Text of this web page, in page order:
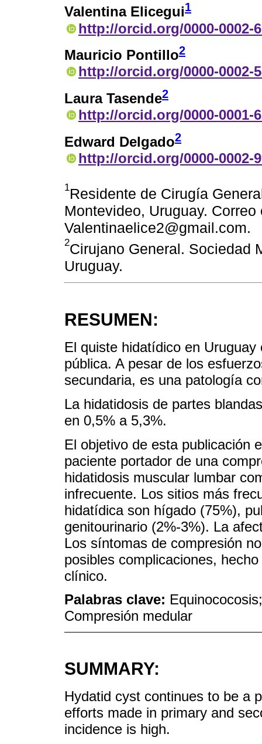
Valentina Elicegui1
http://orcid.org/0000-0002-
Mauricio Pontillo2
http://orcid.org/0000-0002-
Laura Tasende2
http://orcid.org/0000-0001-
Edward Delgado2
http://orcid.org/0000-0002-
1Residente de Cirugía
Montevideo, Uruguay.
Valentinaelice2@gmail.com.
2Cirujano General. Sociedad
Uruguay.
RESUMEN:
El quiste hidatídico en
pública. A pesar de los
secundaria, es una patología
La hidatidosis de partes
en 0,5% a 5,3%.
El objetivo de esta publicación
paciente portador de una
hidatidosis muscular lumbar
infrecuente. Los sitios más
hidatídica son hígado (75%),
genitourinario (2%-3%). La
Los síntomas de compresión
posibles complicaciones,
clínico.
Palabras clave:
Compresión medular
SUMMARY:
Hydatid cyst continues to be a
efforts made in primary and
incidence is high.